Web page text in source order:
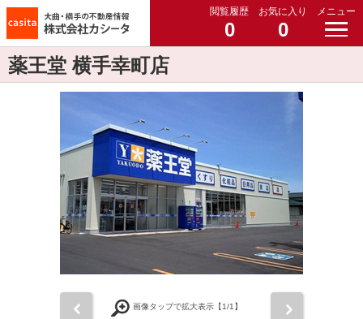
閲覧履歴
0
お気に入り
0
メニュー
薬王堂 横手幸町店
画像タップで拡大表示【1/1】